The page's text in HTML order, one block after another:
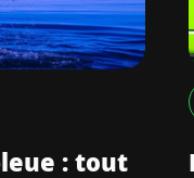
: tout